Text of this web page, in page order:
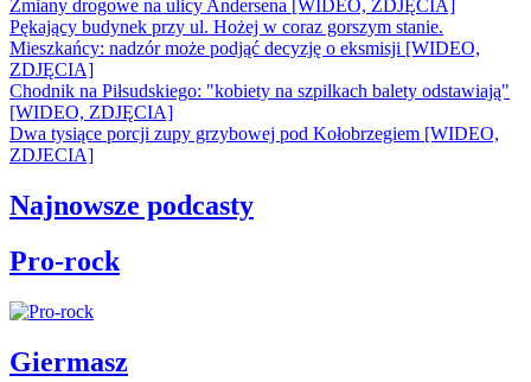
Zmiany drogowe na ulicy Andersena [WIDEO, ZDJĘCIA]
Pękający budynek przy ul. Hożej w coraz gorszym stanie.
Mieszkańcy: nadzór może podjąć decyzję o eksmisji [WIDEO,
ZDJĘCIA]
Chodnik na Piłsudskiego: "kobiety na szpilkach balety odstawiają"
[WIDEO, ZDJĘCIA]
Dwa tysiące porcji zupy grzybowej pod Kołobrzegiem [WIDEO,
ZDJECIA]
Najnowsze podcasty
Pro-rock
Giermasz